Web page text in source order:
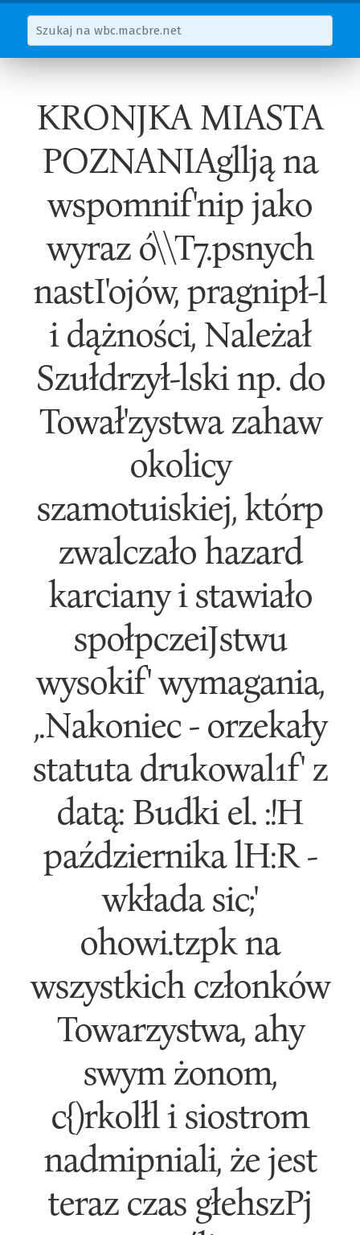
KRONJKA MIASTA
POZNANIAgllją na
wspomnif'nip jako
wyraz ó\\T7.psnych
nastI'ojów, pragnipł-l
i dążności, Należał
Szułdrzył-lski np. do
Tował'zystwa zahaw
okolicy
szamotuiskiej, którp
zwalczało hazard
karciany i stawiało
społpczeiJstwu
wysokif' wymagania,
,.Nakoniec - orzekały
statuta drukowal1f' z
datą: Budki el. :!H
października lH:R -
wkłada sic;'
ohowi.tzpk na
wszystkich członków
Towarzystwa, ahy
swym żonom,
c{)rkolłl i siostrom
nadmipniali, że jest
teraz czas głehszPj